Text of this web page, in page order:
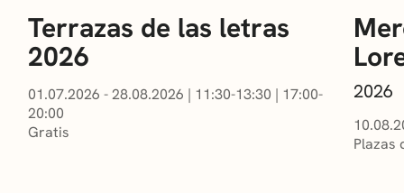
Terrazas de las letras
2026
01.07.2026 - 28.08.2026 | 11:30-13:30 | 17:00-
20:00
Gratis
2026
Plazas